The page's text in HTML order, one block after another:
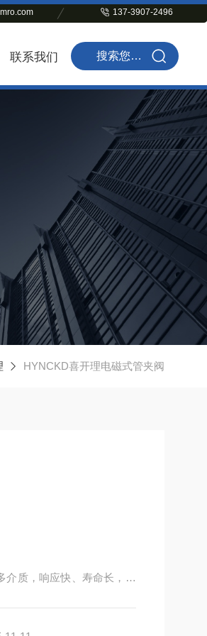
137-3907-2496
联系我们
HYNCKD喜开理电磁式管夹阀
介质，响应快、寿命长，为